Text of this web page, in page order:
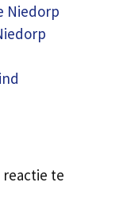
Niedorp
reactie te